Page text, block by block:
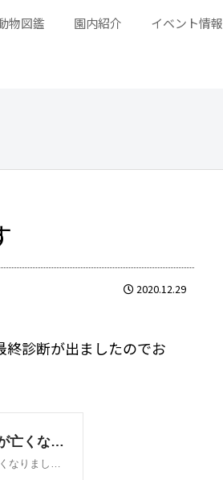
物図鑑 園内紹介 イベント情報
2020.12.29
終診断が出ましたのでお